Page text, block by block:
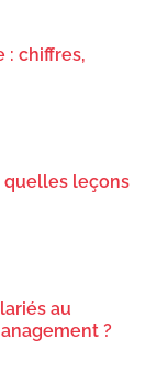
: chiffres,
quelles leçons
au
?